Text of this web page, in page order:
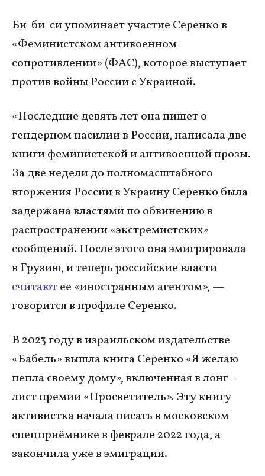
Би-би-си упоминает участие Серенко в
«Феминистском антивоенном
сопротивлении» (ФАС), которое выступает
против войны России с Украиной.
«Последние девять лет она пишет о
гендерном насилии в России, написала две
книги феминистской и антивоенной прозы.
За две недели до полномасштабного
вторжения России в Украину Серенко была
задержана властями по обвинению в
распространении «экстремистских»
сообщений. После этого она эмигрировала
в Грузию, и теперь российские власти
считаютее «иностранным агентом», —
говорится в профиле Серенко.
В 2023 году в израильском издательстве
«Бабель» вышла книга Серенко «Я желаю
пепла своему дому», включенная в лонг-
лист премии «Просветитель». Эту книгу
активистка начала писать в московском
спецприёмнике в феврале 2022 года, а
закончила уже в эмиграции.